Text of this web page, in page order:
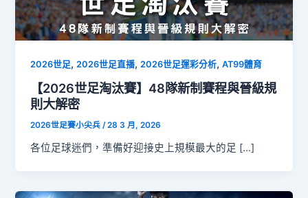
2026世足,2026世足直播,2026世足運彩分析,AT99體育
【2026世足淘汰賽】48隊新制賽程與晉級規
則大解密
2026世足賽小尖兵/28 3 月, 2026
各位足球迷們，準備好迎接史上規模最大的足 […]